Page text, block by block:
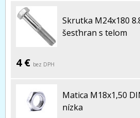
Skrutka M24x180
šesťhran s telom
4 € bez DPH
Matica M18x1,50
nízka